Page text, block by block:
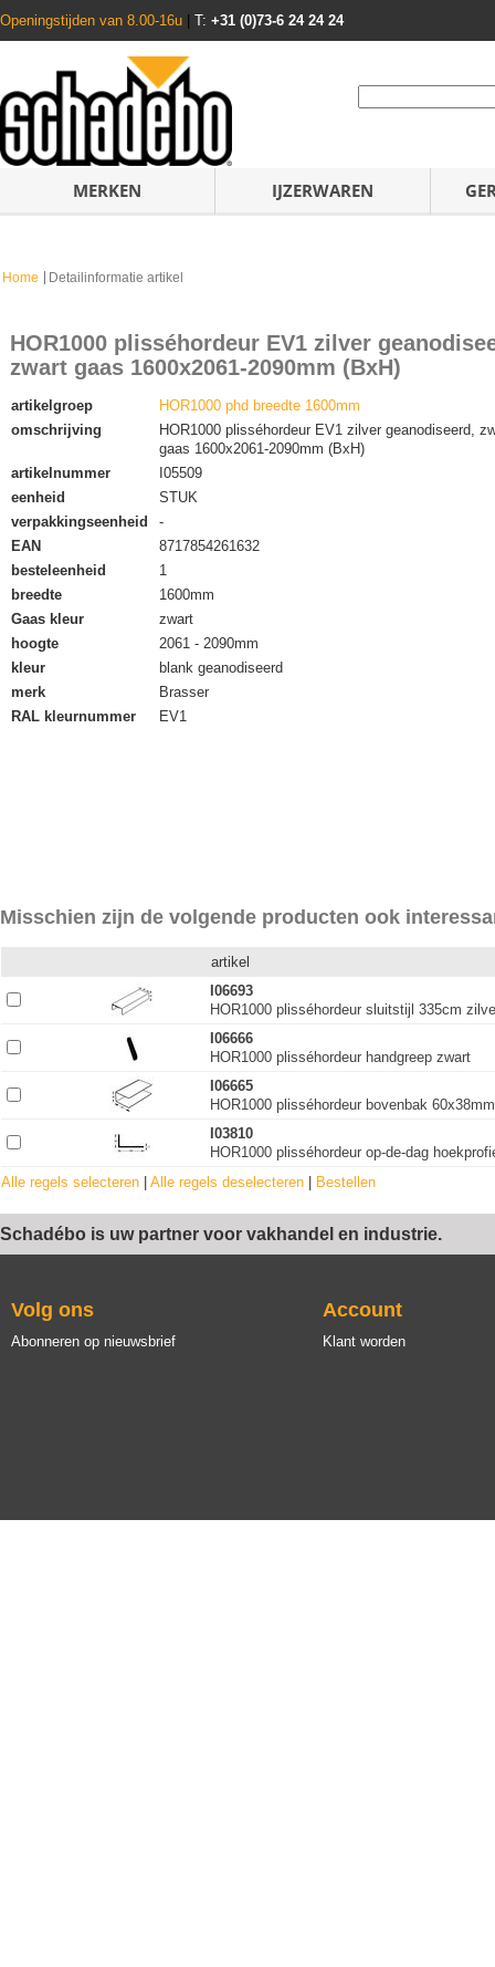
Openingstijden van 8.00-16u T: +31 (0)73-6 24 24 24
MERKEN IJZERWAREN
Home Detailinformatie artikel
HOR1000 plisséhordeur EV1 zilver
zwart gaas 1600x2061-2090mm (BxH)
artikelgroep
HOR1000 phd breedte 1600mm
omschrijving
HOR1000 plisséhordeur EV1 zilver geanodiseerd,
gaas 1600x2061-2090mm (BxH)
artikelnummer
I05509
eenheid
STUK
verpakkingseenheid
-
EAN
8717854261632
besteleenheid
1
breedte
1600mm
Gaas kleur
zwart
hoogte
2061 - 2090mm
kleur
blank geanodiseerd
merk
Brasser
RAL kleurnummer
EV1
Misschien zijn de volgende producten ook
artikel
I06693
HOR1000 plisséhordeur sluitstijl 335cm
I06666
HOR1000 plisséhordeur handgreep zwart
I06665
HOR1000 plisséhordeur bovenbak
I03810
HOR1000 plisséhordeur op-de-dag
Alle regels selecteren
Alle regels deselecteren Bestellen
Schadébo is uw partner voor vakhandel en industrie.
Volg ons
Abonneren op nieuwsbrief
Account
Klant worden